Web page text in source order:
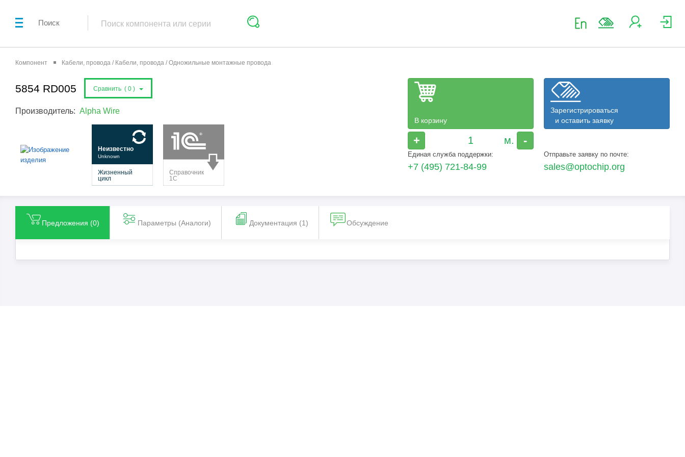
Поиск
Компонент Кабели, провода / Кабели, провода / Одножильные монтажные провода
5854 RD005 Сравнить ( 0 )
Производитель: Alpha Wire
В корзину
+ -
Зарегистрироваться
и оставить заявку
Единая служба поддержки:
+7 (495) 721-84-99
Отправьте заявку по почте:
sales@optochip.org
Предложения (0) Параметры (Aналоги) Документация (1) Обсуждение